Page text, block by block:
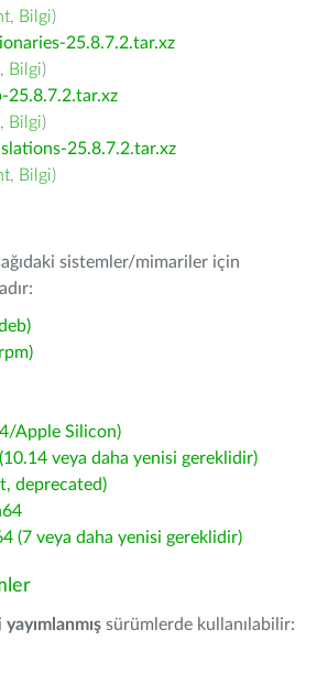
, Bilgi)
25.8.7.2.tar.xz
, Bilgi)
25.8.7.2.tar.xz
, Bilgi)
25.8.7.2.tar.xz
, Bilgi)
sistemler/mimariler için
Apple Silicon)
veya daha yenisi gereklidir)
deprecated)
(7 veya daha yenisi gereklidir)
yayımlanmış sürümlerde kullanılabilir: